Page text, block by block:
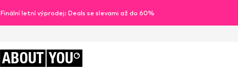
Finální letní výprodej: Deals se slevami až do 60%
ABOUT YOU